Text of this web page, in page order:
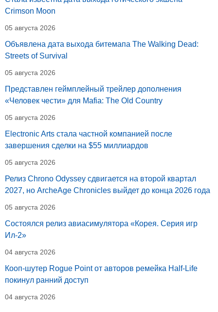
Crimson Moon
05 августа 2026
Объявлена дата выхода битемапа The Walking Dead:
Streets of Survival
05 августа 2026
Представлен геймплейный трейлер дополнения
«Человек чести» для Mafia: The Old Country
05 августа 2026
Electronic Arts стала частной компанией после
завершения сделки на $55 миллиардов
05 августа 2026
Релиз Chrono Odyssey сдвигается на второй квартал
2027, но ArcheAge Chronicles выйдет до конца 2026 года
05 августа 2026
Состоялся релиз авиасимулятора «Корея. Серия игр
Ил-2»
04 августа 2026
Кооп-шутер Rogue Point от авторов ремейка Half-Life
покинул ранний доступ
04 августа 2026